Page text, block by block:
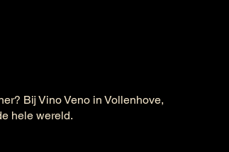
Bij Vino Veno in Vollenhove,
hele wereld.